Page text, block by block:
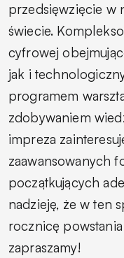
przedsięwzięcie w
świecie.
cyfrowej
jak i
programem
zdobywaniem
impreza
zaawansowanych
początkujących
nadzieję, że w ten
rocznicę
zapraszamy!